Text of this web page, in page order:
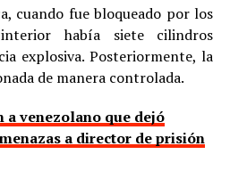
cuando fue bloqueado por los
había siete cilindros
explosiva. Posteriormente, la
de manera controlada.
a venezolano que dejó
a director de prisión